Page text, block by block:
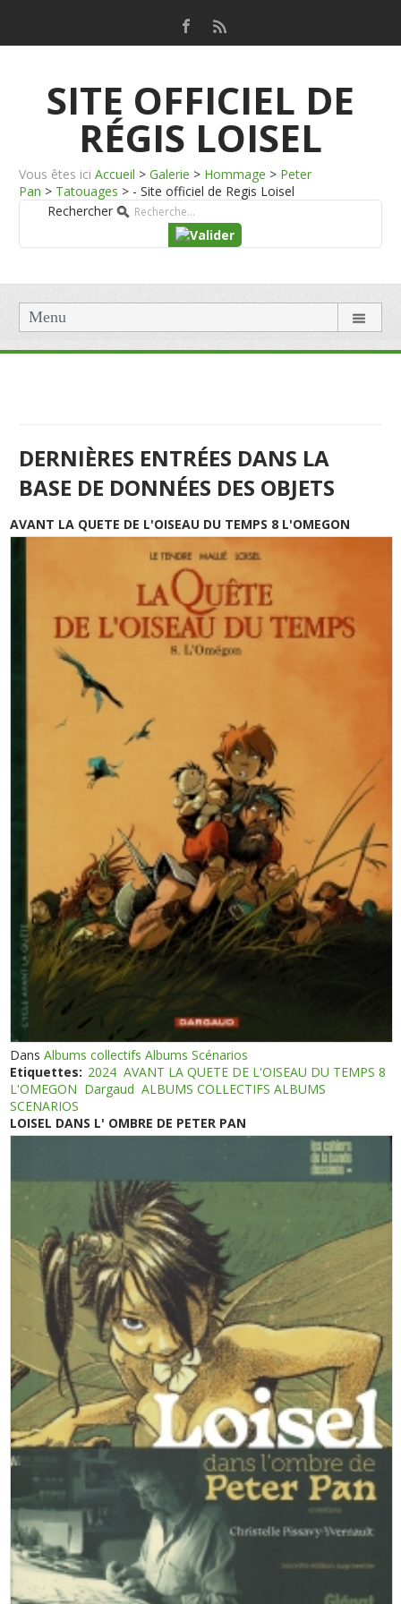
SITE OFFICIEL DE
RÉGIS LOISEL
Vous êtes ici Accueil > Galerie > Hommage > Peter
Pan > Tatouages > - Site officiel de Regis Loisel
Rechercher
Menu
DERNIÈRES ENTRÉES DANS LA
BASE DE DONNÉES DES OBJETS
AVANT LA QUETE DE L'OISEAU DU TEMPS 8 L'OMEGON
DansAlbums collectifs Albums Scénarios
Etiquettes: 2024 AVANT LA QUETE DE L'OISEAU DU TEMPS 8
L'OMEGON Dargaud ALBUMS COLLECTIFS ALBUMS
SCENARIOS
LOISEL DANS L' OMBRE DE PETER PAN